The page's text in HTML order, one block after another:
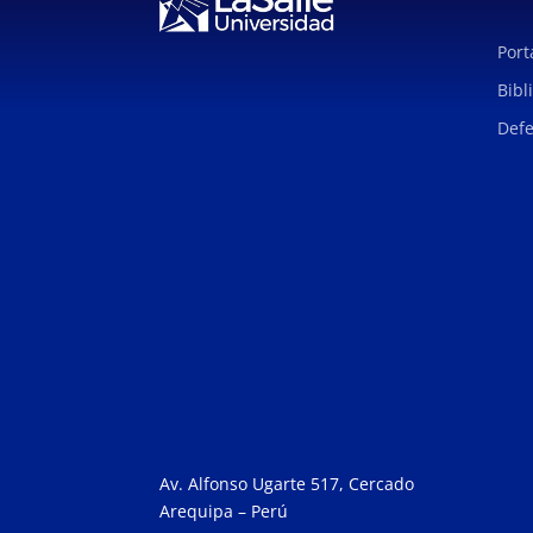
Av. Alfonso Ugarte 517, Cercado
Arequipa – Perú